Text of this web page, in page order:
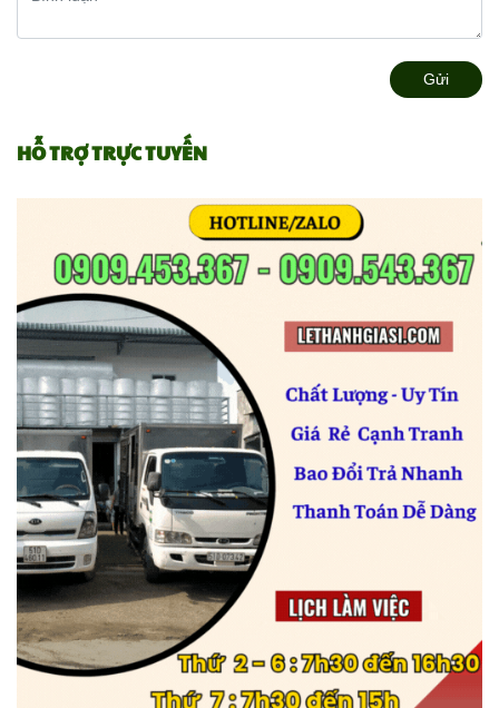
Gửi
HỖ TRỢ TRỰC TUYẾN